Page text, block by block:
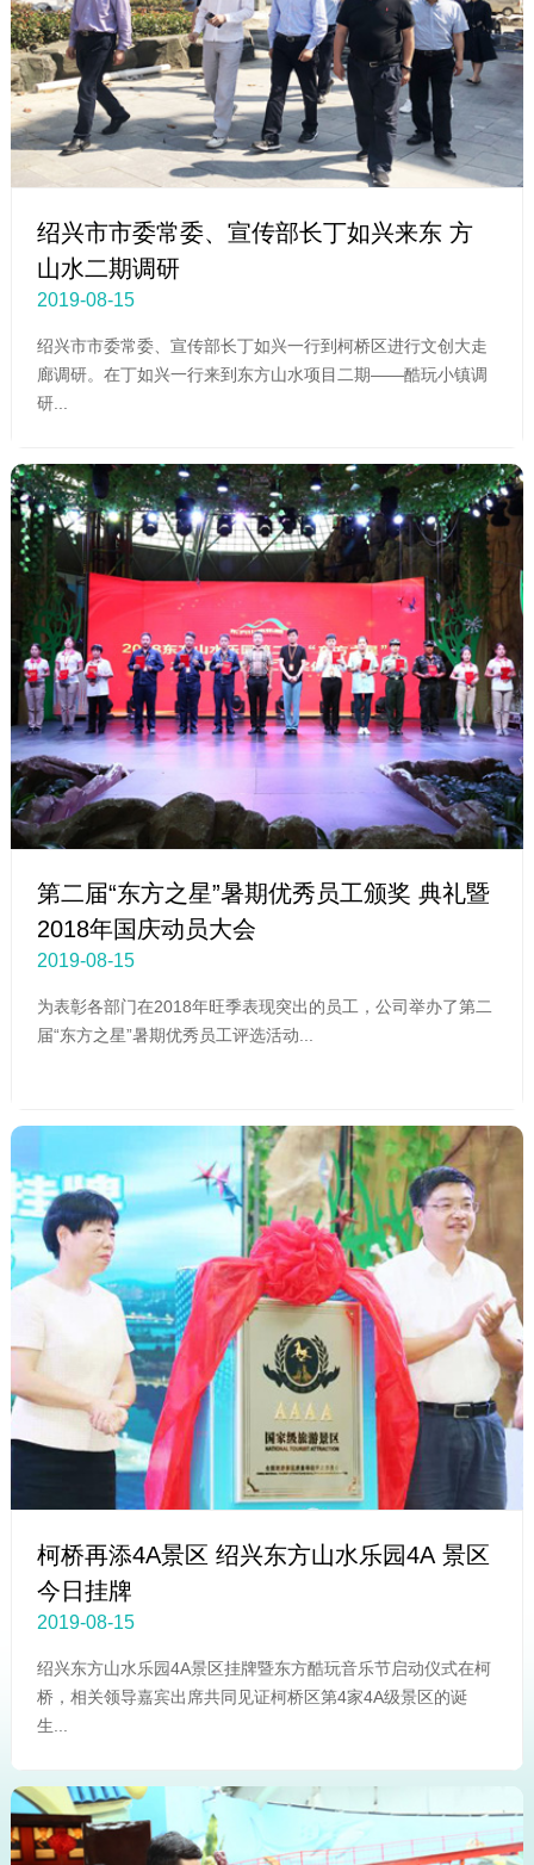
绍兴市市委常委、宣传部长丁如兴来东 方
山水二期调研
2019-08-15
绍兴市市委常委、宣传部长丁如兴一行到柯桥区进行文创大走
廊调研。在丁如兴一行来到东方山水项目二期——酷玩小镇调
研...
第二届“东方之星”暑期优秀员工颁奖 典礼暨
2018年国庆动员大会
2019-08-15
为表彰各部门在2018年旺季表现突出的员工，公司举办了第二
届“东方之星”暑期优秀员工评选活动...
柯桥再添4A景区 绍兴东方山水乐园4A 景区
今日挂牌
2019-08-15
绍兴东方山水乐园4A景区挂牌暨东方酷玩音乐节启动仪式在柯
桥，相关领导嘉宾出席共同见证柯桥区第4家4A级景区的诞
生...